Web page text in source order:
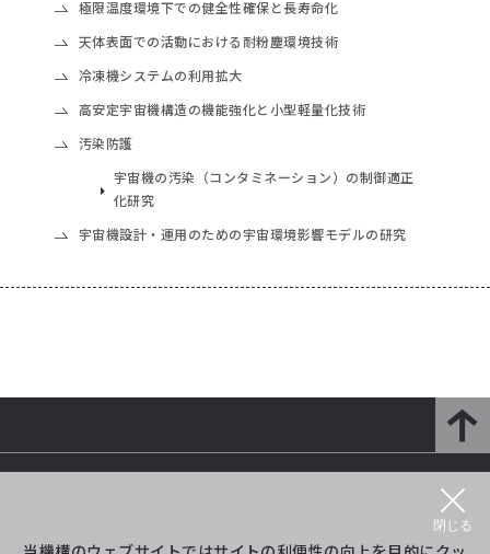
閉じる
極限温度環境下での健全性確保と長寿命化
天体表面での活動における耐粉塵環境技術
冷凍機システムの利用拡大
高安定宇宙機構造の機能強化と小型軽量化技術
汚染防護
宇宙機の汚染（コンタミネーション）の制御適正
化研究
宇宙機設計・運用のための宇宙環境影響モデルの研究
プロジェクト等紹介 イベント